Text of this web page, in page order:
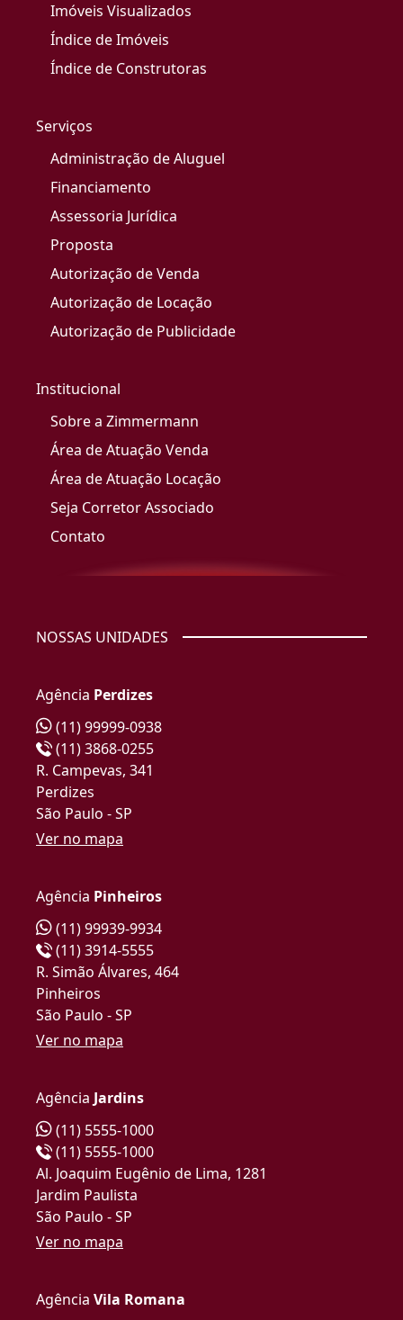
Imóveis Visualizados
Índice de Imóveis
Índice de Construtoras
Serviços
Administração de Aluguel
Financiamento
Assessoria Jurídica
Proposta
Autorização de Venda
Autorização de Locação
Autorização de Publicidade
Institucional
Sobre a Zimmermann
Área de Atuação Venda
Área de Atuação Locação
Seja Corretor Associado
Contato
NOSSAS UNIDADES
Agência Perdizes
(11) 99999-0938
(11) 3868-0255
R. Campevas, 341
Perdizes
São Paulo - SP
Ver no mapa
Agência Pinheiros
(11) 99939-9934
(11) 3914-5555
R. Simão Álvares, 464
Pinheiros
São Paulo - SP
Ver no mapa
Agência Jardins
(11) 5555-1000
(11) 5555-1000
Al. Joaquim Eugênio de Lima, 1281
Jardim Paulista
São Paulo - SP
Ver no mapa
Agência Vila Romana